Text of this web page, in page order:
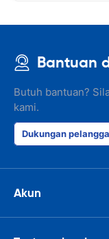
Bantuan
Butuh bantuan?
kami.
Dukungan
Akun